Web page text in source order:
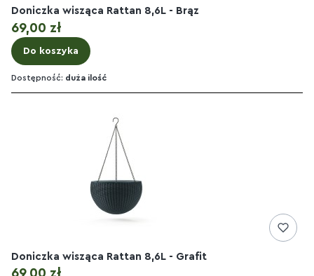
Doniczka wisząca Rattan 8,6L - Brąz
Cena
69,00 zł
Do koszyka
Dostępność: duża ilość
Doniczka wisząca Rattan 8,6L - Grafit
Cena